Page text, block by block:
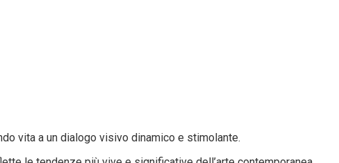
vita a un dialogo visivo dinamico e stimolante.